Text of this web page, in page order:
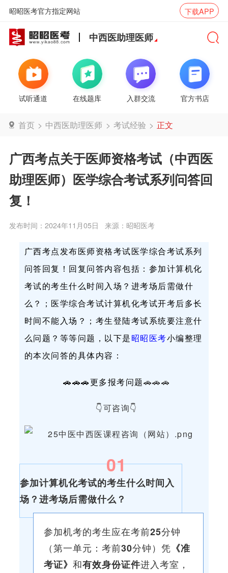
昭昭医考官方指定网站 下载APP
中西医助理医师
试听通道 在线题库 入群交流 官方书店
首页 > 中西医助理医师 > 考试经验 > 正文
广西考点关于医师资格考试（中西医
助理医师）医学综合考试系列问答回
复！
发布时间：2024年11月05日 来源：昭昭医考
广西考点发布医师资格考试医学综合考试系列
问答回复！回复问答内容包括：参加计算机化
考试的考生什么时间入场？进考场后需做什
么？；医学综合考试计算机化考试开考后多长
时间不能入场？；考生登陆考试系统要注意什
么问题？等等问题，以下是昭昭医考小编整理
的本次问答的具体内容：
🚗🚗🚗更多报考问题🚗🚗🚗
👇可咨询👇
01
参加计算机化考试的考生什么时间入
场？进考场后需做什么？
参加机考的考生应在考前25分钟
（第一单元：考前30分钟）凭 《准
考证》和有效身份证件进入考室，